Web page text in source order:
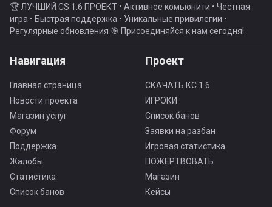
🏆 ЛУЧШИЙ CS 1.6 ПРОЕКТ • Активное комьюнити • Честная
игра • Быстрая поддержка • Уникальные привилегии •
Регулярные обновления 🎯 Присоединяйся к нам сегодня!
Навигация
Главная страница
Новости проекта
Магазин услуг
Форум
Поддержка
Жалобы
Статистика
Список банов
Проект
СКАЧАТЬ КС 1.6
ИГРОКИ
Список банов
Заявки на разбан
Игровая статистика
ПОЖЕРТВОВАТЬ
Магазин
Кейсы